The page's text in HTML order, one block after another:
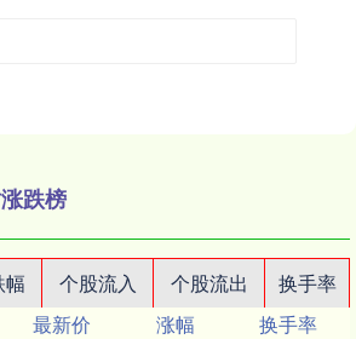
跌榜
幅 个股流入 个股流出
换手率
最新价 涨幅
换手率